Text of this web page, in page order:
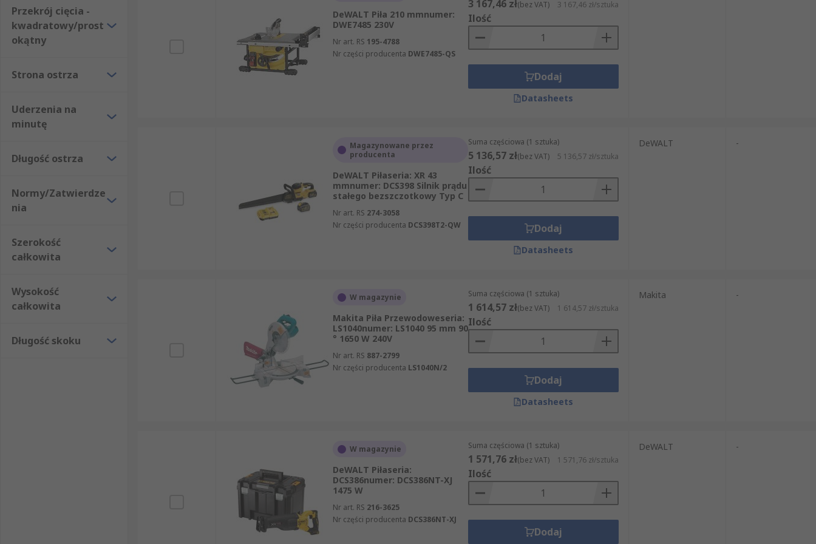
Przekrój cięcia -
kwadratowy/prost
okątny
Strona ostrza
Uderzenia na
minutę
Długość ostrza
Normy/Zatwierdze
nia
Szerokość
całkowita
Wysokość
całkowita
Długość skoku
DeWALT Piła 210 mmnumer:
DWE7485 230V
Nr art. RS 195-4788
Nr części producenta DWE7485-QS
3 167,46 zł(bez VAT) 3 167,46 zł/sztuka
Ilość
Dodaj
Datasheets
Magazynowane przez
producenta
DeWALT Piłaseria: XR 43
mmnumer: DCS398 Silnik prądu
stałego bezszczotkowy Typ C
Nr art. RS 274-3058
Nr części producenta DCS398T2-QW
Suma częściowa (1 sztuka)
5 136,57 zł(bez VAT) 5 136,57 zł/sztuka
Ilość
Dodaj
Datasheets
DeWALT -
W magazynie
Makita Piła Przewodoweseria:
LS1040numer: LS1040 95 mm 90
° 1650 W 240V
Nr art. RS 887-2799
Nr części producenta LS1040N/2
Suma częściowa (1 sztuka)
1 614,57 zł(bez VAT) 1 614,57 zł/sztuka
Ilość
Dodaj
Datasheets
Makita -
W magazynie
DeWALT Piłaseria:
DCS386numer: DCS386NT-XJ
1475 W
Nr art. RS 216-3625
Nr części producenta DCS386NT-XJ
Suma częściowa (1 sztuka)
1 571,76 zł(bez VAT) 1 571,76 zł/sztuka
Ilość
Dodaj
DeWALT -